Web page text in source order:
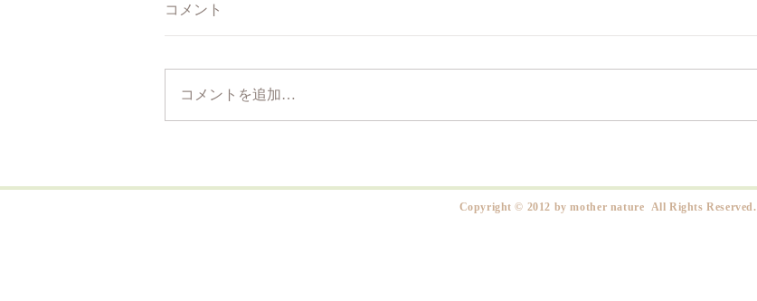
コメント
コメントを追加…
​Copyright © 2012 by mother nature All Rights Reserved.